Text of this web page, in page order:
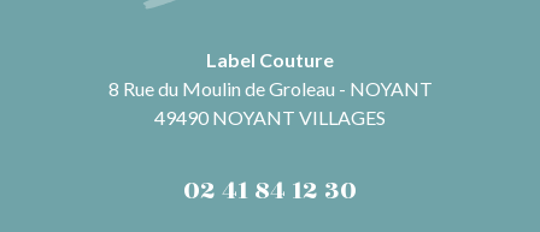
Label Couture
8 Rue du Moulin de Groleau - NOYANT
49490 NOYANT VILLAGES
02 41 84 12 30